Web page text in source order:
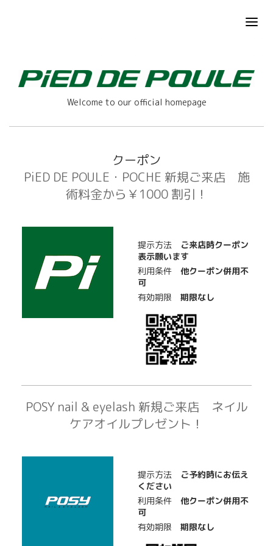
Welcome to our official homepage
クーポン
PiED DE POULE・POCHE 新規ご来店 施
術料金から￥1000 割引！
提示方法
ご来店時クーポン
表示願います
利用条件
他クーポン併用不
可
有効期限
期限なし
POSY nail & eyelash 新規ご来店 ネイル
ケアオイルプレゼント！
提示方法
ご予約時にお伝え
ください
利用条件
他クーポン併用不
可
有効期限
期限なし